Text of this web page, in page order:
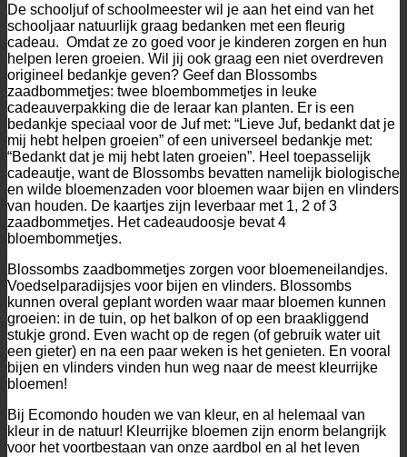
De schooljuf of schoolmeester wil je aan het eind van het
schooljaar natuurlijk graag bedanken met een fleurig
cadeau. Omdat ze zo goed voor je kinderen zorgen en hun
helpen leren groeien. Wil jij ook graag een niet overdreven
origineel bedankje geven? Geef dan Blossombs
zaadbommetjes: twee bloembommetjes in leuke
cadeauverpakking die de leraar kan planten. Er is een
bedankje speciaal voor de Juf met: “Lieve Juf, bedankt dat je
mij hebt helpen groeien” of een universeel bedankje met:
“Bedankt dat je mij hebt laten groeien”. Heel toepasselijk
cadeautje, want de Blossombs bevatten namelijk biologische
en wilde bloemenzaden voor bloemen waar bijen en vlinders
van houden. De kaartjes zijn leverbaar met 1, 2 of 3
zaadbommetjes. Het cadeaudoosje bevat 4
bloembommetjes.
Blossombs zaadbommetjes zorgen voor bloemeneilandjes.
Voedselparadijsjes voor bijen en vlinders. Blossombs
kunnen overal geplant worden waar maar bloemen kunnen
groeien: in de tuin, op het balkon of op een braakliggend
stukje grond. Even wacht op de regen (of gebruik water uit
een gieter) en na een paar weken is het genieten. En vooral
bijen en vlinders vinden hun weg naar de meest kleurrijke
bloemen!
Bij Ecomondo houden we van kleur, en al helemaal van
kleur in de natuur! Kleurrijke bloemen zijn enorm belangrijk
voor het voortbestaan van onze aardbol en al het leven